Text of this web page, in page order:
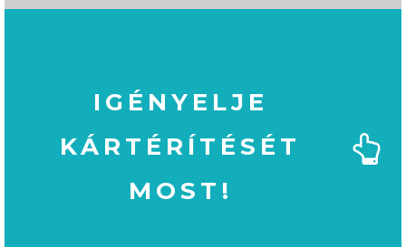
IGÉNYELJE
KÁRTÉRÍTÉSÉT
MOST!